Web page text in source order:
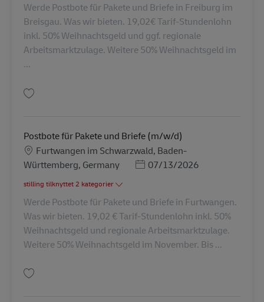
Werde Postbote für Pakete und Briefe in Freiburg im
Breisgau. Was wir bieten. 19,02€ Tarif-Stundenlohn
inkl. 50% Weihnachtsgeld und ggf. regionale
Arbeitsmarktzulage. Weitere 50% Weihnachtsgeld im
...
Postbote für Pakete und Briefe (m/w/d)
Lokation
Furtwangen im Schwarzwald, Baden-
Württemberg, Germany
Posted Date
07/13/2026
stilling tilknyttet 2 kategorier
Werde Postbote für Pakete und Briefe in Furtwangen.
Was wir bieten. 19,02 € Tarif-Stundenlohn inkl. 50%
Weihnachtsgeld und regionale Arbeitsmarktzulage.
Weitere 50% Weihnachtsgeld im November. Bis ...